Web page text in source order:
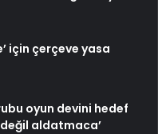
için çerçeve yasa
oyun devini hedef
değil aldatmaca’